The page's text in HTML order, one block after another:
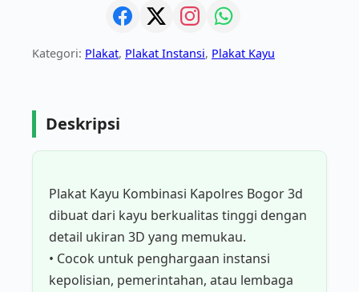
Kategori: Plakat, Plakat Instansi, Plakat Kayu
Deskripsi
Plakat Kayu Kombinasi Kapolres Bogor 3d
dibuat dari kayu berkualitas tinggi dengan
detail ukiran 3D yang memukau.
• Cocok untuk penghargaan instansi
kepolisian, pemerintahan, atau lembaga